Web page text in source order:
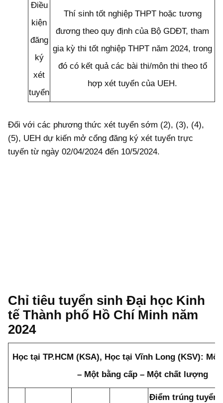
Điều
kiện
đăng
ký
xét
tuyển
Thí sinh tốt nghiệp THPT hoặc tương
đương theo quy định của Bộ GDĐT, tham
gia kỳ thi tốt nghiệp THPT năm 2024, trong
đó có kết quả các bài thi/môn thi theo tổ
hợp xét tuyển của UEH.
Đối với các phương thức xét tuyển sớm (2), (3), (4),
(5), UEH dự kiến mở cổng đăng ký xét tuyển trực
tuyến từ ngày 02/04/2024 đến 10/5/2024.
Chỉ tiêu tuyển sinh Đại học Kinh
tế Thành phố Hồ Chí Minh năm
2024
Học tại TP.HCM (KSA), Học tại Vĩnh Long (KSV):
– Một bằng cấp – Một chất lượng
Điểm trúng tuyển